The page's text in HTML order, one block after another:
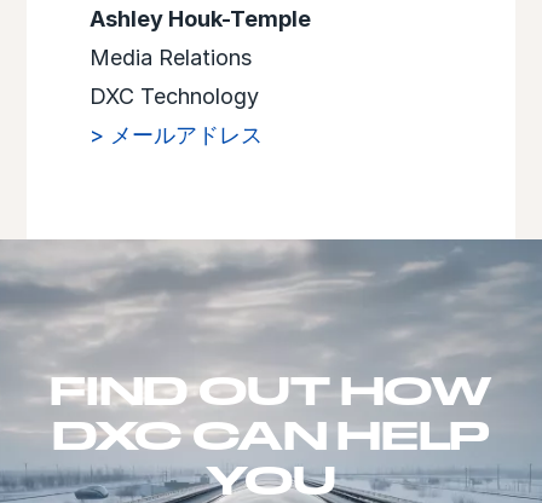
Ashley Houk-Temple
Media Relations
DXC Technology
> メールアドレス
FIND OUT HOW
DXC CAN HELP
YOU